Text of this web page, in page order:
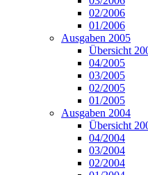
02/2006
01/2006
Ausgaben 2005
Übersicht
04/2005
03/2005
02/2005
01/2005
Ausgaben 2004
Übersicht
04/2004
03/2004
02/2004